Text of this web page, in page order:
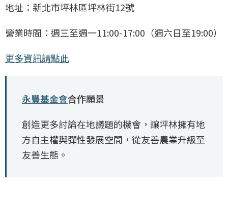
地址：新北市坪林區坪林街12號
營業時間：週三至週一11:00-17:00（週六日至19:00）
更多資訊請點此
永豐基金會合作願景
創造更多討論在地議題的機會，讓坪林擁有地
方自主權與彈性發展空間，從友善農業升級至
友善生態。